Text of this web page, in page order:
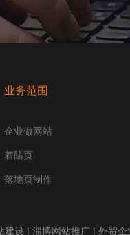
业务范围
企业做网站
着陆页
落地页制作
建设 | 淄博网站推广| 外贸企